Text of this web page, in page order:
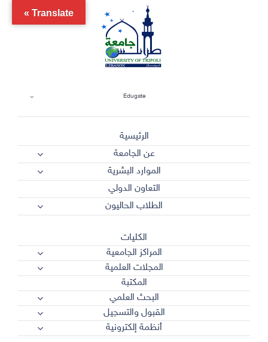
Edugate
الرئيسية
عن الجامعة
الموارد البشرية
التعاون الدولي
الطلاب الحاليون
الكليات
المراكز الجامعية
المجلات العلمية
المكتبة
البحث العلمي
القبول والتسجيل
أنظمة إلكترونية
Translate »